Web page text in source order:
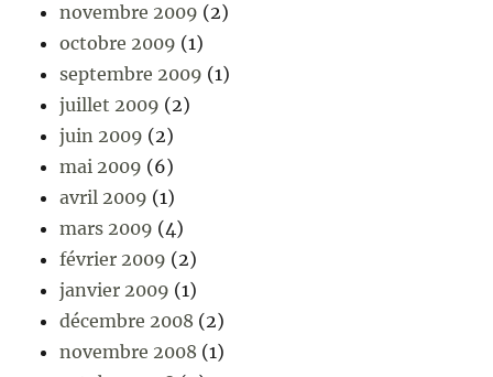
novembre 2009 (2)
octobre 2009 (1)
septembre 2009 (1)
juillet 2009 (2)
juin 2009 (2)
mai 2009 (6)
avril 2009 (1)
mars 2009 (4)
février 2009 (2)
janvier 2009 (1)
décembre 2008 (2)
novembre 2008 (1)